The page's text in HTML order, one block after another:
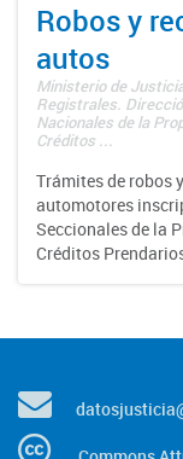
Robos y
autos
Ministerio de
Registrales.
Nacionales de la
Créditos ...
Trámites de robos
automotores
Seccionales de la
Créditos